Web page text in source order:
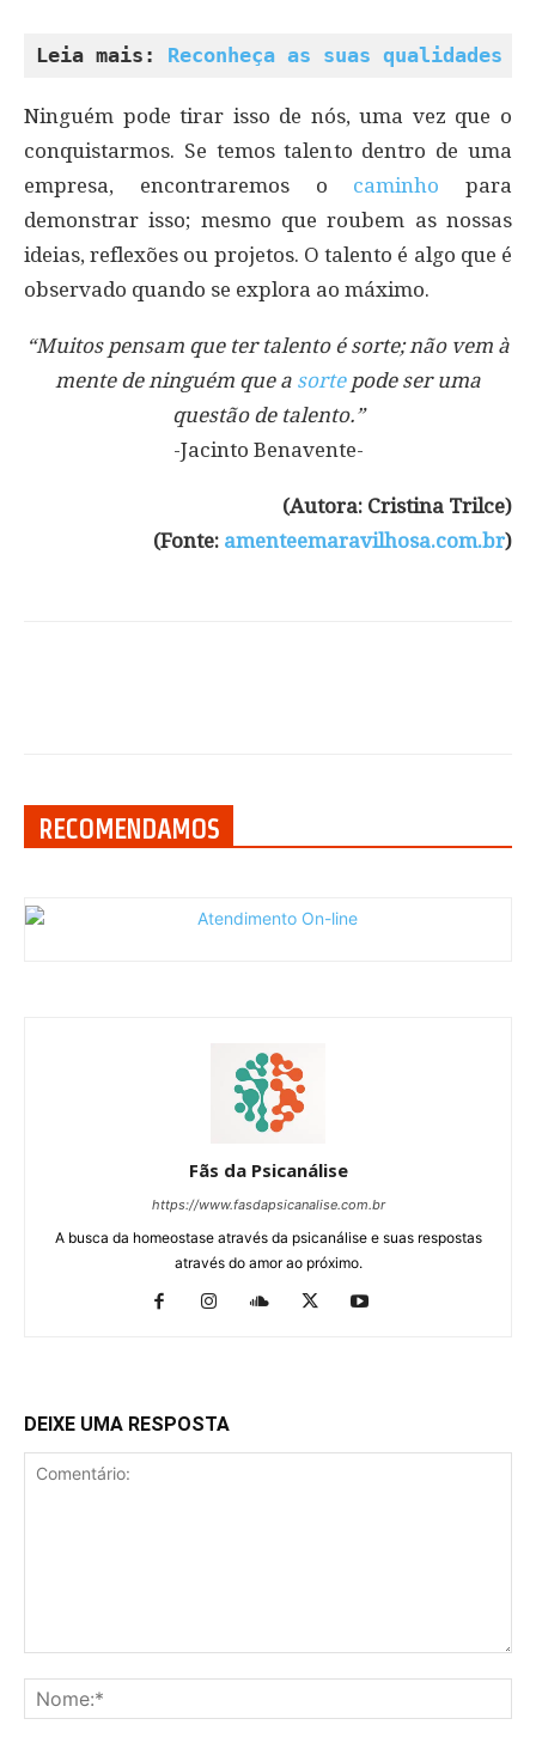
Leia mais: Reconheça as suas qualidades
Ninguém pode tirar isso de nós, uma vez que o
conquistarmos. Se temos talento dentro de uma
empresa, encontraremos o caminho para
demonstrar isso; mesmo que roubem as nossas
ideias, reflexões ou projetos. O talento é algo que é
observado quando se explora ao máximo.
“Muitos pensam que ter talento é sorte; não vem à
mente de ninguém que a sortepode ser uma
questão de talento.”
-Jacinto Benavente-
(Autora: Cristina Trilce)
(Fonte: amenteemaravilhosa.com.br)
RECOMENDAMOS
Fãs da Psicanálise
https://www.fasdapsicanalise.com.br
A busca da homeostase através da psicanálise e suas respostas
através do amor ao próximo.
DEIXE UMA RESPOSTA